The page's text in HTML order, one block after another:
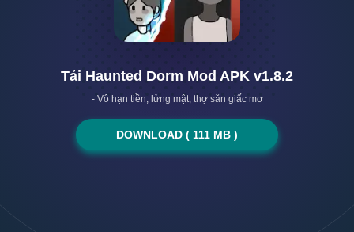
Tải Haunted Dorm Mod APK v1.8.2
- Vô hạn tiền, lửng mật, thợ săn giấc mơ
DOWNLOAD ( 111 MB )